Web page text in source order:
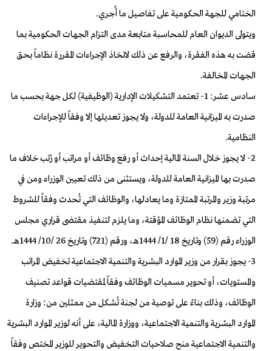
الختامي للجهة الحكومية على تفاصيل ما أُجري.
ويتولى الديوان العام للمحاسبة متابعة مدى التزام الجهات الحكومية بما
قضت به هذه الفقرة، والرفع عن ذلك لاتخاذ الإجراءات المقررة نظاماً بحق
الجهات المخالفة.
سادس عشر: 1- تعتمد التشكيلات الإدارية (الوظيفية) لكل جهة بحسب ما
صدرت به الميزانية العامة للدولة، ولا يجوز تعديلها إلا وفقاً للإجراءات
النظامية.
2- لا يجوز خلال السنة المالية إحداث أو رفع وظائف أو مراتب أو رُتب خلاف ما
صدرت بها الميزانية العامة للدولة، ويستثنى من ذلك تعيين الوزراء ومن في
مرتبة وزير والمرتبة الممتازة وما يعادلها، والوظائف التي تُحدث وفقاً للشروط
التي تضمنها نظام الوظائف المؤقتة، وما يلزم لتنفيذ مقتضى قراري مجلس
الوزراء رقم (59) وتاريخ 18 /1/ 1444هـ، ورقم (721) وتاريخ 26 /10/ 1444هـ.
3- يجوز بقرار من وزير الموارد البشرية والتنمية الاجتماعية تخفيض المراتب
والمستويات، أو تحوير مسميات الوظائف وفقاً لمقتضيات قواعد تصنيف
الوظائف، وذلك بناءً على توصية من لجنة تُشكل من ممثلين من: وزارة
الموارد البشرية والتنمية الاجتماعية، ووزارة المالية، على أنه لوزير الموارد البشرية
والتنمية الاجتماعية منح صلاحيات التخفيض والتحوير للوزير المختص وفقاً